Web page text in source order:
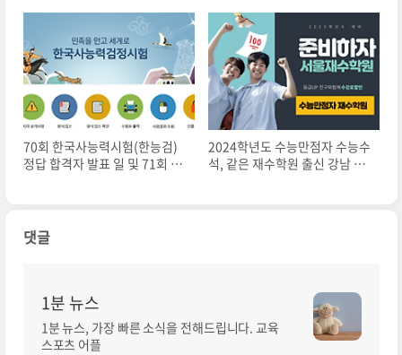
70회 한국사능력시험(한능검)
정답 합격자 발표 일 및 71회 시
2024학년도 수능만점자 수능수
석, 같은 재수학원 출신 강남 학
댓글
1분 뉴스
1분 뉴스, 가장 빠른 소식을 전해드립니다. 교육
스포츠 어플